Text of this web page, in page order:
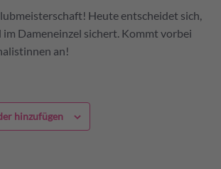
Heute entscheidet sich,
im Dameneinzel sichert. Kommt vorbei
an!
hinzufügen